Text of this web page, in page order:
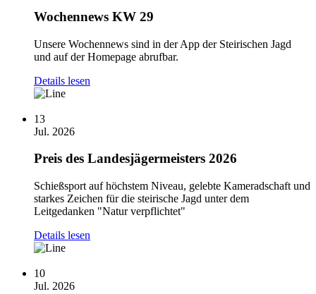
Wochennews KW 29
Unsere Wochennews sind in der App der Steirischen Jagd
und auf der Homepage abrufbar.
Details lesen
13
Jul. 2026
Preis des Landesjägermeisters 2026
Schießsport auf höchstem Niveau, gelebte Kameradschaft und
starkes Zeichen für die steirische Jagd unter dem
Leitgedanken "Natur verpflichtet"
Details lesen
10
Jul. 2026